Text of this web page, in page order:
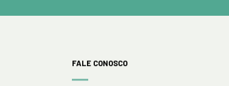
FALE CONOSCO